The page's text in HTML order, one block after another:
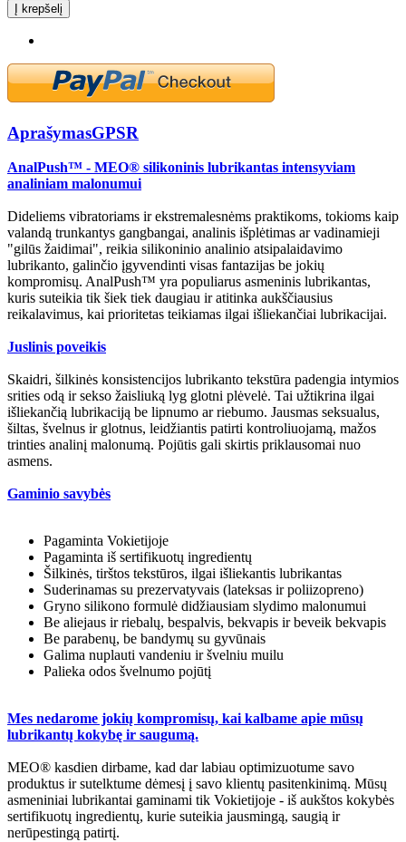
Į krepšelį
AprašymasGPSR
AnalPush™ - MEO® silikoninis lubrikantas intensyviam
analiniam malonumui
Dideliems vibratoriams ir ekstremalesnėms praktikoms, tokioms kaip
valandą trunkantys gangbangai, analinis išplėtimas ar vadinamieji
"gilūs žaidimai", reikia silikoninio analinio atsipalaidavimo
lubrikanto, galinčio įgyvendinti visas fantazijas be jokių
kompromisų. AnalPush™ yra populiarus asmeninis lubrikantas,
kuris suteikia tik šiek tiek daugiau ir atitinka aukščiausius
reikalavimus, kai prioritetas teikiamas ilgai išliekančiai lubrikacijai.
Juslinis poveikis
Skaidri, šilkinės konsistencijos lubrikanto tekstūra padengia intymios
srities odą ir sekso žaisliuką lyg glotni plėvelė. Tai užtikrina ilgai
išliekančią lubrikaciją be lipnumo ar riebumo. Jausmas seksualus,
šiltas, švelnus ir glotnus, leidžiantis patirti kontroliuojamą, mažos
trinties analinį malonumą. Pojūtis gali skirtis priklausomai nuo
asmens.
Gaminio savybės
Pagaminta Vokietijoje
Pagaminta iš sertifikuotų ingredientų
Šilkinės, tirštos tekstūros, ilgai išliekantis lubrikantas
Suderinamas su prezervatyvais (lateksas ir poliizopreno)
Gryno silikono formulė didžiausiam slydimo malonumui
Be aliejaus ir riebalų, bespalvis, bekvapis ir beveik bekvapis
Be parabenų, be bandymų su gyvūnais
Galima nuplauti vandeniu ir švelniu muilu
Palieka odos švelnumo pojūtį
Mes nedarome jokių kompromisų, kai kalbame apie mūsų
lubrikantų kokybę ir saugumą.
MEO® kasdien dirbame, kad dar labiau optimizuotume savo
produktus ir sutelktume dėmesį į savo klientų pasitenkinimą. Mūsų
asmeniniai lubrikantai gaminami tik Vokietijoje - iš aukštos kokybės
sertifikuotų ingredientų, kurie suteikia jausmingą, saugią ir
nerūpestingą patirtį.